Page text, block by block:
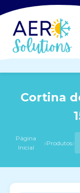
Cortina
Página
Inicial
›Produtos›